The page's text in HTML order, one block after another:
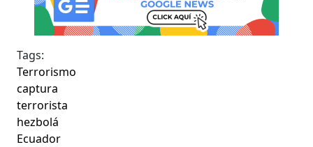
Tags:
Terrorismo
captura
terrorista
hezbolá
Ecuador